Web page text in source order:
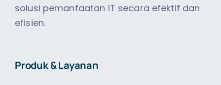
solusi pemanfaatan IT secara efektif dan
efisien.
Produk & Layanan